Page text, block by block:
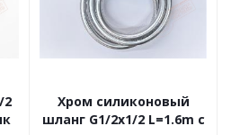
2
Хром силиконовый
шланг G1/2x1/2 L=1.6m с